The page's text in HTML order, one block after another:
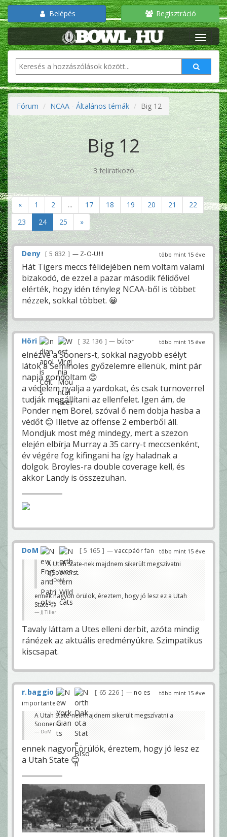
Belépés Regisztráció
Fórum NCAA - Általános témák Big 12
Big 12
3 feliratkozó
« 1 2 ... 17 18 19 20 21
22
23
24 25 »
több mint 15 éve
Deny 5 832 — Z-O-U!!!
Hát Tigers meccs félidejében nem voltam valami
bizakodó, de ezzel a pazar második félidővel
elérték, hogy idén tényleg NCAA-ből is többet
nézzek, sokkal többet. 😀
több mint 15 éve
Höri 32 136 — bútor
elnézve a Sooners-t, sokkal nagyobb esélyt
látok a Seminoles győzelemre ellenük, mint pár
napja gondoltam 😊
a védelem nyalja a yardokat, és csak turnoverrel
tudják megállítani az ellenfelet. Igen ám, de
Ponder nem Borel, szóval ő nem dobja hasba a
védőt 😊 Illetve az offense 2 emberből áll.
Mondjuk most még mindegy, mert a szezon
elején elbírja Murray a 35 carry-t meccsenként,
év végére fog kifingani ha így haladnak a
dolgok. Broyles-ra double coverage kell, és
akkor Landy is összezuhan.
több mint 15 éve
DoM 5 165 — vaccpáör fan
A Utah State-nek majdnem sikerült megszívatni
a Soonerst.
DoM
ennek nagyon örülök, éreztem, hogy jó lesz ez a Utah
State 😊
JJ Tiller
Tavaly láttam a Utes elleni derbit, azóta mindig
ránézek az aktuális eredményükre. Szimpatikus
kiscsapat.
több mint 15 éve
r.baggio 65 226
— no es
importante
A Utah State-nek majdnem sikerült megszívatni a
Soonerst.
DoM
ennek nagyon örülök, éreztem, hogy jó lesz ez
a Utah State 😊